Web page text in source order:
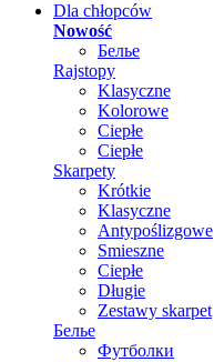
Dla chłopców
Nowość
Белье
Rajstopy
Klasyczne
Kolorowe
Ciepłe
Ciepłe
Skarpety
Krótkie
Klasyczne
Antypoślizgowe
Smieszne
Ciepłe
Długie
Zestawy skarpet
Белье
Футболки